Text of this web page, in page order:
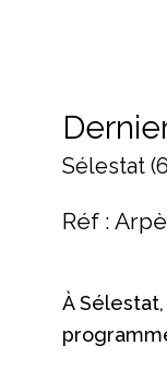
Sélestat
Réf :
À